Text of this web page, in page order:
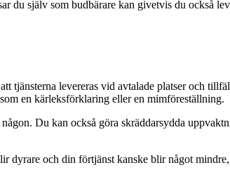
du själv som budbärare kan givetvis du också
tjänsterna levereras vid avtalade platser och
en kärleksförklaring eller en mimföreställning.
Du kan också göra skräddarsydda
dyrare och din förtjänst kanske blir något